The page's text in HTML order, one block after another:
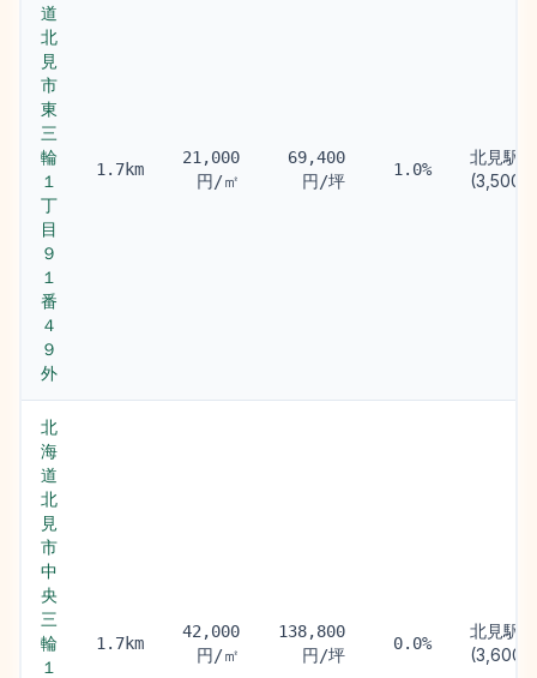
道
北
見
市
東
三
輪
１
丁
目
９
１
番
４
９
外
1.7km
21,000
円/㎡
69,400
円/坪
1.0%
北見駅
北
海
道
北
見
市
中
央
三
輪
１
1.7km
42,000
円/㎡
138,800
円/坪
0.0%
北見駅